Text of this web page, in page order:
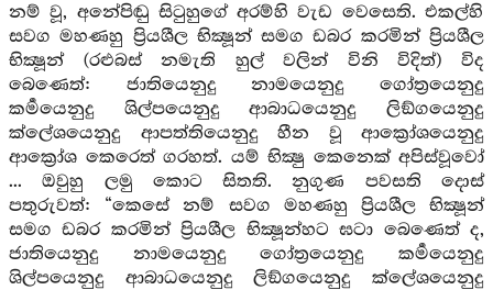
නම් වූ, අනේපිඬු සිටුහුගේ අරම්හි වැඩ වෙසෙති. එකල්හි
සවග මහණහු ප්‍රියශීල භික්‍ෂූන් සමග ඩබර කරමින් ප්‍රියශීල
භික්‍ෂූන් (රළුබස් නමැති හුල් වලින් විනි විදිත්) විද
බෙණෙත්: ජාතියෙනුදු නාමයෙනුදු ගෝත්‍රයෙනුදු
කර්‍මයෙනුදු ශිල්පයෙනුදු ආබාධයෙනුදු ලිඞ්ගයෙනුදු
ක්ලේශයෙනුදු ආපත්තියෙනුදු හීන වූ ආක්‍රෝශයෙනුදු
ආක්‍රෝශ කෙරෙත් ගරහත්. යම් භික්‍ෂු කෙනෙක් අපිස්වූවෝ
... ඔවුහු ලමු කොට සිතති. නුගුණ පවසති දොස්
පතුරුවත්: “කෙසේ නම් සවග මහණහු ප්‍රියශීල භික්‍ෂූන්
සමග ඩබර කරමින් ප්‍රියශීල භික්‍ෂූන්හට ඝටා බෙණෙත් ද,
ජාතියෙනුදු නාමයෙනුදු ගෝත්‍රයෙනුදු කර්‍මයෙනුදු
ශිල්පයෙනුදු ආබාධයෙනුදු ලිඞ්ගයෙනුදු ක්ලේශයෙනුදු